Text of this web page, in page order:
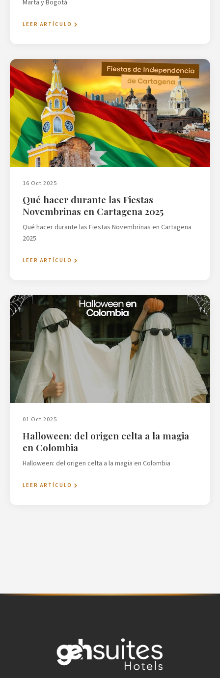
Marta y Bogotá
LEER ARTÍCULO
16 Oct 2025
Qué hacer durante las Fiestas
Novembrinas en Cartagena 2025
Qué hacer durante las Fiestas Novembrinas en Cartagena
2025
LEER ARTÍCULO
01 Oct 2025
Halloween: del origen celta a la magia
en Colombia
Halloween: del origen celta a la magia en Colombia
LEER ARTÍCULO